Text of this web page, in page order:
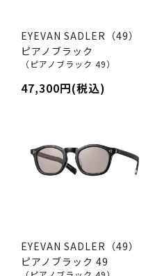
EYEVAN SADLER（49）
ピアノブラック
（ピアノブラック 49）
47,300円(税込)
EYEVAN SADLER（49）
ピアノブラック 49